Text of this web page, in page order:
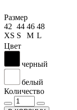
Размер
42
XS
44
S
46
M
48
L
Цвет
черный
белый
Количество